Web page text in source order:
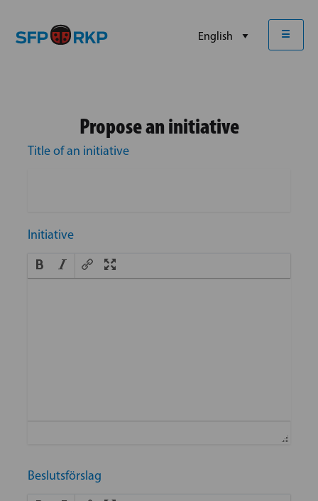
☰
Propose an initiative
Title of an initiative
Initiative
Beslutsförslag